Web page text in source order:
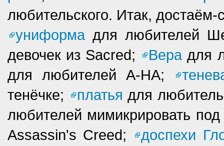
любительского. Итак,
униформадля любителей
девочек из Sacred;
Верадля
для любителей A-HA;
тенёчке;
платья для
любителей мимикрировать
Assassin's Creed;
доспехи